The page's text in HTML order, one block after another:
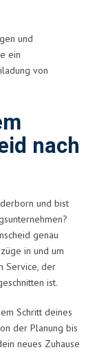
und
ein
von
nach
und bist
genau
in und um
Service, der
ist.
Schritt deines
der Planung bis
neues Zuhause